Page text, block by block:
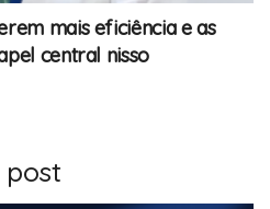
mais eficiência e as
central nisso
post